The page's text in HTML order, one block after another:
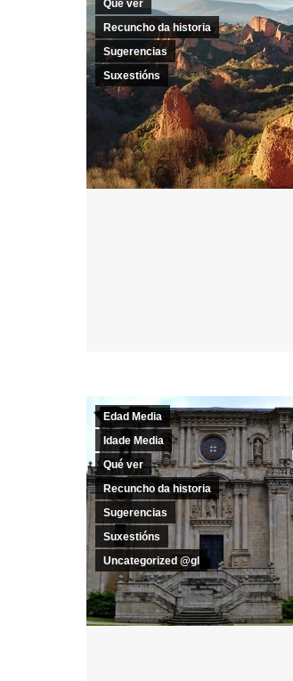
Qué ver
Recuncho da historia
Sugerencias
Suxestións
Edad Media
Idade Media
Qué ver
Recuncho da historia
Sugerencias
Suxestións
Uncategorized @gl